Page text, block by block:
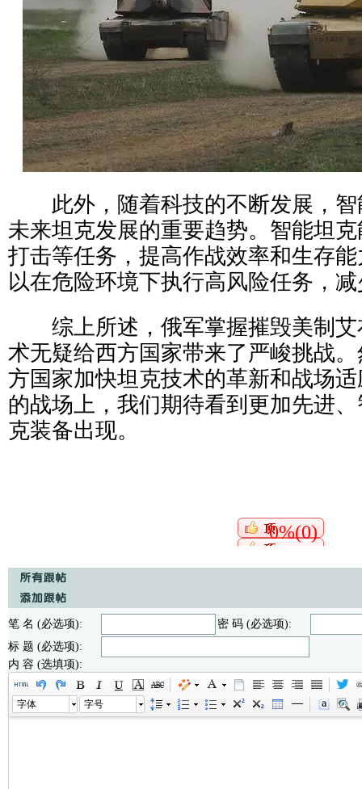
此外，随着科技的不断发展，智
未来坦克发展的重要趋势。智能坦
打击等任务，提高作战效率和生存
以在危险环境下执行高风险任务，
综上所述，俄军掌握摧毁美制艾
术无疑给西方国家带来了严峻挑战
方国家加快坦克技术的革新和战场
的战场上，我们期待看到更加先进
克装备出现。
0%(0)
笔 名 (必选项):
密 码 (必选项):
标 题 (必选项):
内 容 (选填项):
字体 字号